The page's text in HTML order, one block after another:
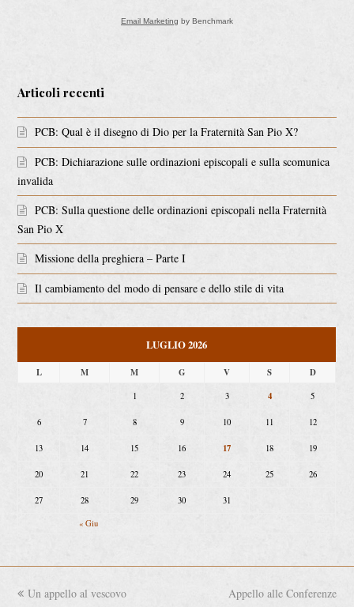
Email Marketing by Benchmark
Articoli recenti
PCB: Qual è il disegno di Dio per la Fraternità San Pio X?
PCB: Dichiarazione sulle ordinazioni episcopali e sulla scomunica
invalida
PCB: Sulla questione delle ordinazioni episcopali nella Fraternità
San Pio X
Missione della preghiera – Parte I
Il cambiamento del modo di pensare e dello stile di vita
LUGLIO 2026
L M M G V S D
« Giu
1 2 3 4 5
6 7 8 9 10 11 12
13 14 15 16 17 18 19
20 21 22 23 24 25 26
27 28 29 30 31
previous
Un appello al vescovo
next
Appello alle Conferenze